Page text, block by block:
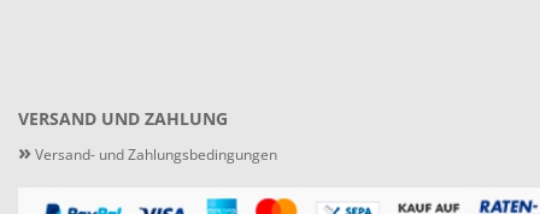
VERSAND UND ZAHLUNG
» Versand- und Zahlungsbedingungen